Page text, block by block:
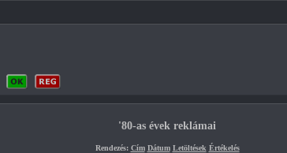
'80-as évek reklámai
Rendezés: Cím Dátum Letöltések Értékelés